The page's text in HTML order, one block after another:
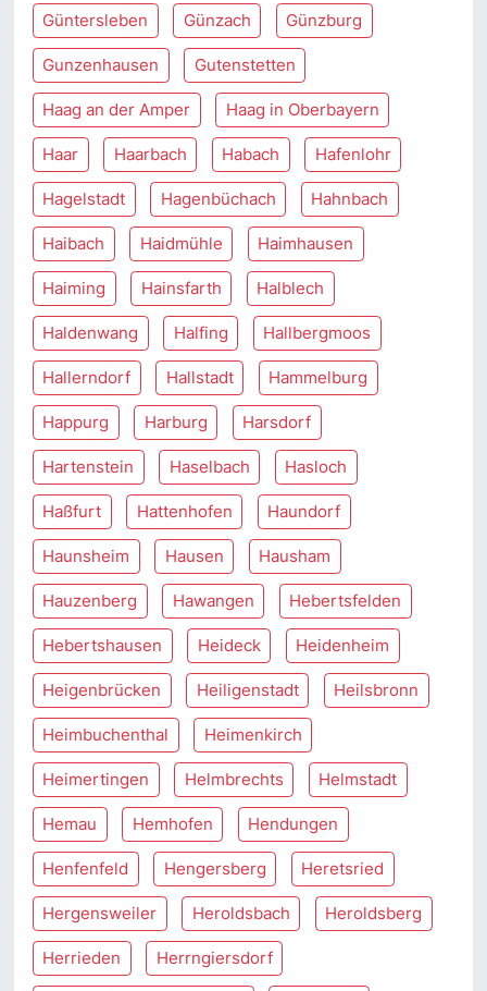
Güntersleben Günzach Günzburg
Gunzenhausen Gutenstetten
Haag an der Amper Haag in Oberbayern
Haar Haarbach Habach Hafenlohr
Hagelstadt Hagenbüchach Hahnbach
Haibach Haidmühle Haimhausen
Haiming Hainsfarth Halblech
Haldenwang Halfing Hallbergmoos
Hallerndorf Hallstadt Hammelburg
Happurg Harburg Harsdorf
Hartenstein Haselbach Hasloch
Haßfurt Hattenhofen Haundorf
Haunsheim Hausen Hausham
Hauzenberg Hawangen Hebertsfelden
Hebertshausen Heideck Heidenheim
Heigenbrücken Heiligenstadt Heilsbronn
Heimbuchenthal Heimenkirch
Heimertingen Helmbrechts Helmstadt
Hemau Hemhofen Hendungen
Henfenfeld Hengersberg Heretsried
Hergensweiler Heroldsbach Heroldsberg
Herrieden Herrngiersdorf